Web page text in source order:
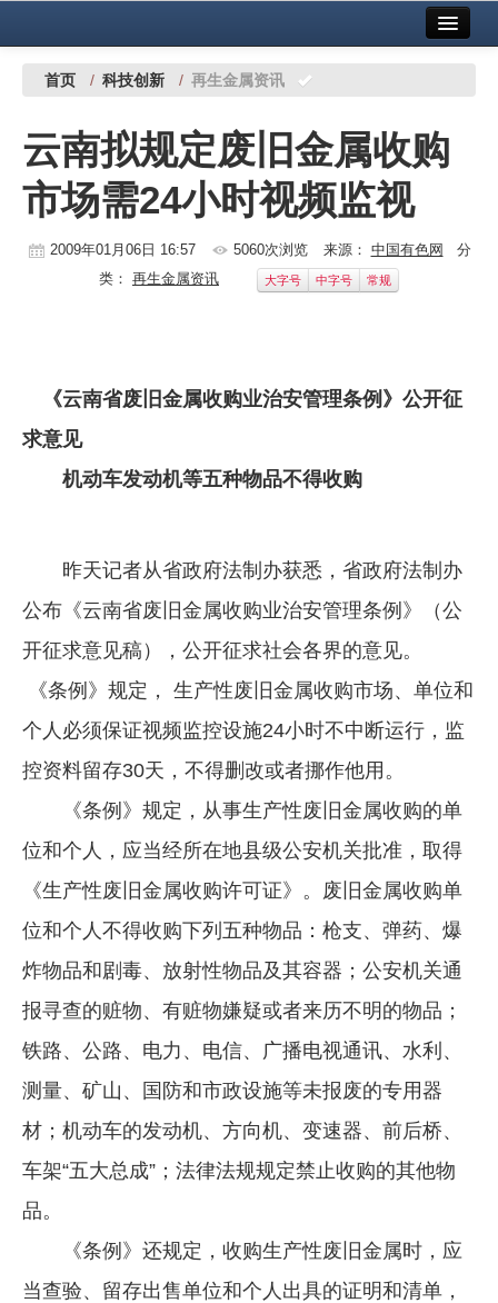
中国有色金属报社主办 广告服务
铜镍铅锌
铝
稀有稀土
镁钛
地矿 建设
党建工作
《资源再生》杂志
行情报价
首页 / 科技创新 / 再生金属资讯
云南拟规定废旧金属收购
市场需24小时视频监视
2009年01月06日 16:57 5060次浏览 来源： 中国有色网 分
类： 再生金属资讯 大字号 中字号 常规
《云南省废旧金属收购业治安管理条例》公开征
求意见
机动车发动机等五种物品不得收购
昨天记者从省政府法制办获悉，省政府法制办
公布《云南省废旧金属收购业治安管理条例》（公
开征求意见稿），公开征求社会各界的意见。
《条例》规定， 生产性废旧金属收购市场、单位和
个人必须保证视频监控设施24小时不中断运行，监
控资料留存30天，不得删改或者挪作他用。
《条例》规定，从事生产性废旧金属收购的单
位和个人，应当经所在地县级公安机关批准，取得
《生产性废旧金属收购许可证》。废旧金属收购单
位和个人不得收购下列五种物品：枪支、弹药、爆
炸物品和剧毒、放射性物品及其容器；公安机关通
报寻查的赃物、有赃物嫌疑或者来历不明的物品；
铁路、公路、电力、电信、广播电视通讯、水利、
测量、矿山、国防和市政设施等未报废的专用器
材；机动车的发动机、方向机、变速器、前后桥、
车架“五大总成”；法律法规规定禁止收购的其他物
品。
《条例》还规定，收购生产性废旧金属时，应
当查验、留存出售单位和个人出具的证明和清单，